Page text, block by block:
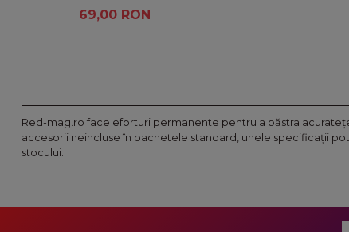
69,00 RON
Red-mag.ro face eforturi permanente pentru a păstra
accesorii neincluse în pachetele standard, unele specificaţii
stocului.